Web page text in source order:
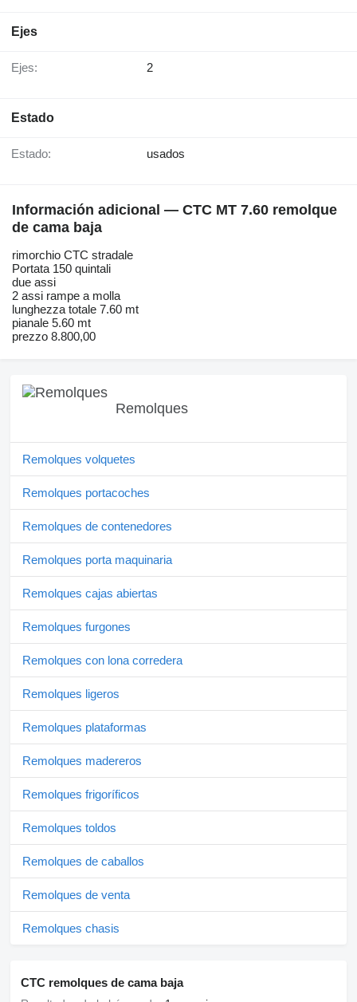
Ejes
Ejes: 2
Estado
Estado: usados
Información adicional — CTC MT 7.60 remolque
de cama baja
rimorchio CTC stradale
Portata 150 quintali
due assi
2 assi rampe a molla
lunghezza totale 7.60 mt
pianale 5.60 mt
prezzo 8.800,00
Remolques
Remolques volquetes
Remolques portacoches
Remolques de contenedores
Remolques porta maquinaria
Remolques cajas abiertas
Remolques furgones
Remolques con lona corredera
Remolques ligeros
Remolques plataformas
Remolques madereros
Remolques frigoríficos
Remolques toldos
Remolques de caballos
Remolques de venta
Remolques chasis
CTC remolques de cama baja